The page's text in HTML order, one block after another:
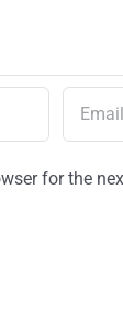
for the